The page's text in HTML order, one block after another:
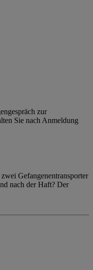
zur
Sie nach Anmeldung
Gefangenentransporter
nach der Haft? Der